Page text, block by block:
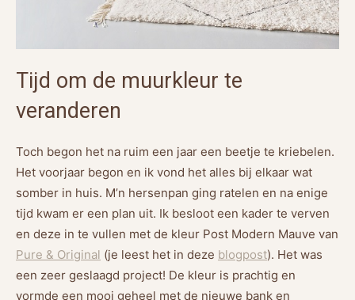
Tijd om de muurkleur te
veranderen
Toch begon het na ruim een jaar een beetje te kriebelen.
Het voorjaar begon en ik vond het alles bij elkaar wat
somber in huis. M’n hersenpan ging ratelen en na enige
tijd kwam er een plan uit. Ik besloot een kader te verven
en deze in te vullen met de kleur Post Modern Mauve van
Pure & Original (je leest het in deze blogpost). Het was
een zeer geslaagd project! De kleur is prachtig en
vormde een mooi geheel met de nieuwe bank en